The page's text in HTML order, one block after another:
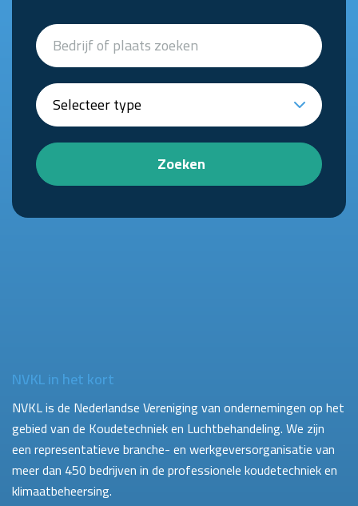
Zoeken
NVKL in het kort
NVKL is de Nederlandse Vereniging van ondernemingen op het
gebied van de Koudetechniek en Luchtbehandeling. We zijn
een representatieve branche- en werkgeversorganisatie van
meer dan 450 bedrijven in de professionele koudetechniek en
klimaatbeheersing.